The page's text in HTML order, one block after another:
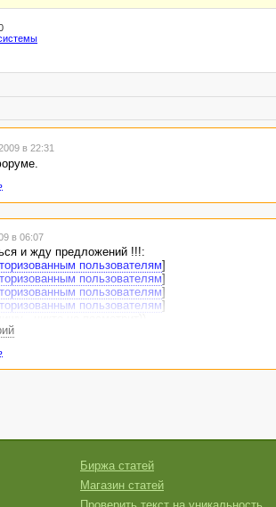
в 22:31
в 06:07
и жду предложений !!!:
пользователям]
пользователям]
пользователям]
пользователям]
Вас, уважаемые!!!
но всем желаю умиротворения и просто
Биржа статей
Магазин статей